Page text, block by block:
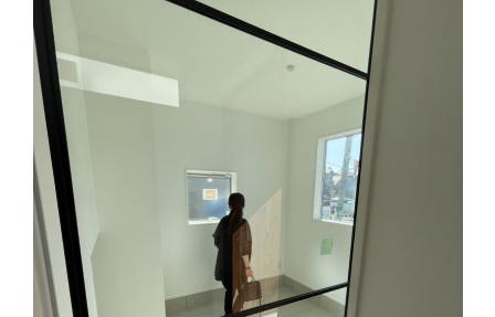
断熱・気密性能と快適性
長期優良住宅
ZEH
ラインナップ
施工実績